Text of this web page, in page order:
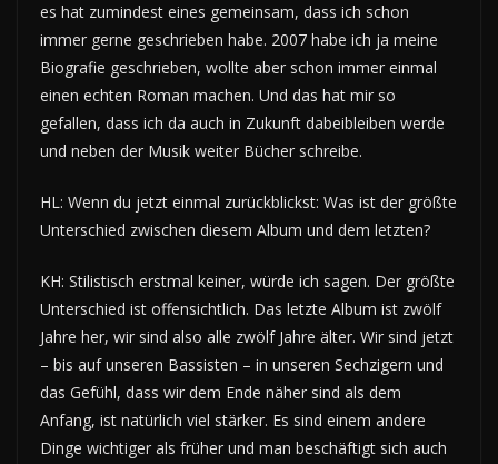
es hat zumindest eines gemeinsam, dass ich schon
immer gerne geschrieben habe. 2007 habe ich ja meine
Biografie geschrieben, wollte aber schon immer einmal
einen echten Roman machen. Und das hat mir so
gefallen, dass ich da auch in Zukunft dabeibleiben werde
und neben der Musik weiter Bücher schreibe.
HL: Wenn du jetzt einmal zurückblickst: Was ist der größte
Unterschied zwischen diesem Album und dem letzten?
KH: Stilistisch erstmal keiner, würde ich sagen. Der größte
Unterschied ist offensichtlich. Das letzte Album ist zwölf
Jahre her, wir sind also alle zwölf Jahre älter. Wir sind jetzt
– bis auf unseren Bassisten – in unseren Sechzigern und
das Gefühl, dass wir dem Ende näher sind als dem
Anfang, ist natürlich viel stärker. Es sind einem andere
Dinge wichtiger als früher und man beschäftigt sich auch